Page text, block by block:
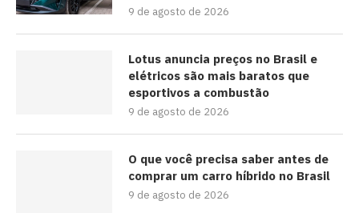
9 de agosto de 2026
Lotus anuncia preços no Brasil e
elétricos são mais baratos que
esportivos a combustão
9 de agosto de 2026
O que você precisa saber antes de
comprar um carro híbrido no Brasil
9 de agosto de 2026